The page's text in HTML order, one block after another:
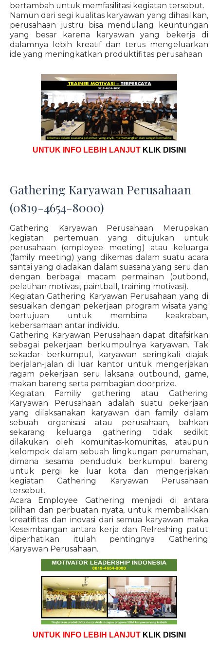
bertambah untuk memfasilitasi kegiatan tersebut.
Namun dari segi kualitas karyawan yang dihasilkan,
perusahaan justru bisa mendulang keuntungan
yang besar karena karyawan yang bekerja di
dalamnya lebih kreatif dan terus mengeluarkan
ide yang meningkatkan produktifitas perusahaan
UNTUK INFO LEBIH LANJUT KLIK DISINI
Gathering Karyawan Perusahaan
(0819-4654-8000)
Gathering Karyawan Perusahaan Merupakan
kegiatan pertemuan yang ditujukan untuk
perusahaan (employee meeting) atau keluarga
(family meeting) yang dikemas dalam suatu acara
santai yang diadakan dalam suasana yang seru dan
dengan berbagai macam permainan (outbond,
pelatihan motivasi, paintball, training motivasi).
Kegiatan Gathering Karyawan Perusahaan yang di
sesuaikan dengan pekerjaan program wisata yang
bertujuan untuk membina keakraban,
kebersamaan antar individu.
Gathering Karyawan Perusahaan dapat ditafsirkan
sebagai pekerjaan berkumpulnya karyawan. Tak
sekadar berkumpul, karyawan seringkali diajak
berjalan-jalan di luar kantor untuk mengerjakan
ragam pekerjaan seru laksana outbound, game,
makan bareng serta pembagian doorprize.
Kegiatan Familiy gathering atau Gathering
Karyawan Perusahaan adalah suatu pekerjaan
yang dilaksanakan karyawan dan family dalam
sebuah organisasi atau perusahaan, bahkan
sekarang keluarga gathering tidak sedikit
dilakukan oleh komunitas-komunitas, ataupun
kelompok dalam sebuah lingkungan perumahan,
dimana sesama penduduk berkumpul bareng
untuk pergi ke luar kota dan mengerjakan
kegiatan Gathering Karyawan Perusahaan
tersebut.
Acara Employee Gathering menjadi di antara
pilihan dan perbuatan nyata, untuk membalikkan
kreatifitas dan inovasi dari semua karyawan maka
Keseimbangan antara kerja dan Refreshing patut
diperhatikan itulah pentingnya Gathering
Karyawan Perusahaan.
UNTUK INFO LEBIH LANJUT KLIK DISINI